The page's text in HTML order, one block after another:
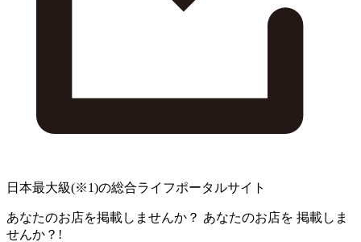
日本最大級(※1)の総合ライフポータルサイト
あなたのお店を掲載しませんか？ あなたのお店を 掲載しま
せんか？!